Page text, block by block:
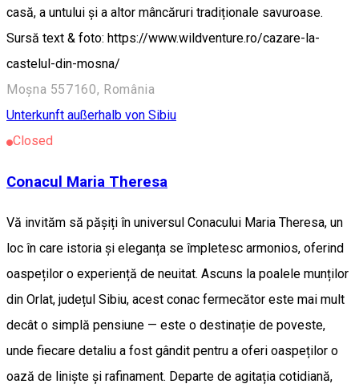
casă, a untului și a altor mâncăruri tradiționale savuroase.
Sursă text & foto: https://www.wildventure.ro/cazare-la-
castelul-din-mosna/
Moșna 557160, România
Unterkunft außerhalb von Sibiu
Closed
Conacul Maria Theresa
Vă invităm să pășiți în universul Conacului Maria Theresa, un
loc în care istoria și eleganța se împletesc armonios, oferind
oaspeților o experiență de neuitat. Ascuns la poalele munților
din Orlat, județul Sibiu, acest conac fermecător este mai mult
decât o simplă pensiune — este o destinație de poveste,
unde fiecare detaliu a fost gândit pentru a oferi oaspeților o
oază de liniște și rafinament. Departe de agitația cotidiană,